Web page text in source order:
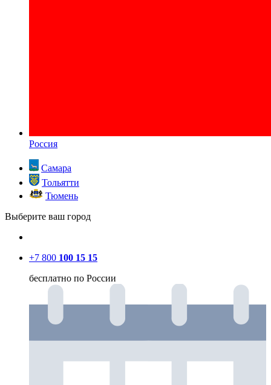
Россия
Самара
Тольятти
Тюмень
Выберите ваш город
+7 800 100 15 15
бесплатно по России